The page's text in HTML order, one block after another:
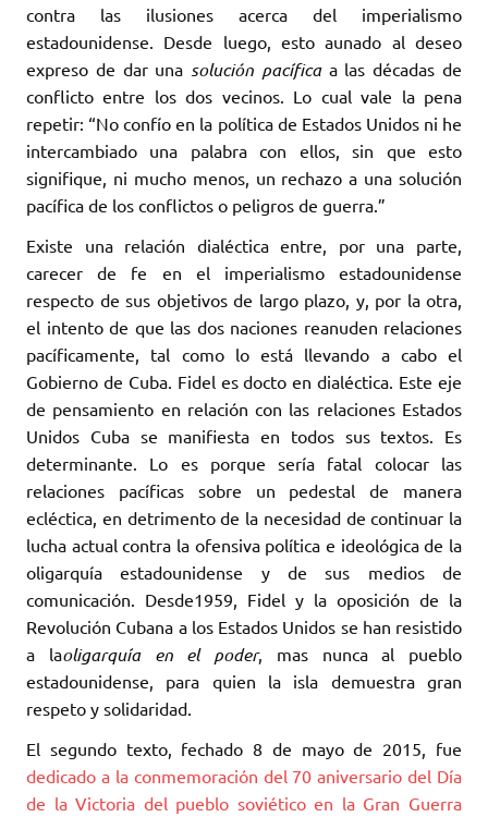
contra las ilusiones acerca del imperialismo
estadounidense. Desde luego, esto aunado al deseo
expreso de dar una solución pacíficaa las décadas de
conflicto entre los dos vecinos. Lo cual vale la pena
repetir: “No confío en la política de Estados Unidos ni he
intercambiado una palabra con ellos, sin que esto
signifique, ni mucho menos, un rechazo a una solución
pacífica de los conflictos o peligros de guerra.”
Existe una relación dialéctica entre, por una parte,
carecer de fe en el imperialismo estadounidense
respecto de sus objetivos de largo plazo, y, por la otra,
el intento de que las dos naciones reanuden relaciones
pacíficamente, tal como lo está llevando a cabo el
Gobierno de Cuba. Fidel es docto en dialéctica. Este eje
de pensamiento en relación con las relaciones Estados
Unidos Cuba se manifiesta en todos sus textos. Es
determinante. Lo es porque sería fatal colocar las
relaciones pacíficas sobre un pedestal de manera
ecléctica, en detrimento de la necesidad de continuar la
lucha actual contra la ofensiva política e ideológica de la
oligarquía estadounidense y de sus medios de
comunicación. Desde1959, Fidel y la oposición de la
Revolución Cubana a los Estados Unidos se han resistido
a laoligarquía en el poder, mas nunca al pueblo
estadounidense, para quien la isla demuestra gran
respeto y solidaridad.
El segundo texto, fechado 8 de mayo de 2015, fue
dedicado a la conmemoración del 70 aniversario del Día
de la Victoria del pueblo soviético en la Gran Guerra